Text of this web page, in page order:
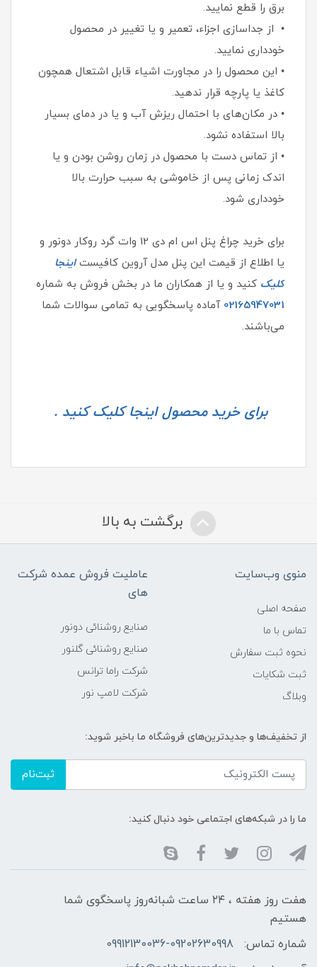
برق را قطع نمایید.
• از جداسازی اجزاء، تعمیر و یا تغییر در محصول
خودداری نمایید.
• این محصول را در مجاورت اشیاء قابل اشتعال همچون
کاغذ یا پارچه قرار ندهید.
• در مکان‌های با احتمال ریزش آب و یا در دمای بسیار
بالا استفاده نشود.
• از تماس دست با محصول در زمان روشن بودن و یا
اندک زمانی پس از خاموشی به سبب حرارت بالا
خودداری شود.
برای خرید چراغ پنل اس ام دی 12 وات گرد روکار دونور و
یا اطلاع از قیمت این پنل مدل آروین کافیستاینجا
کلیک کنید و یا از همکاران ما در بخش فروش به شماره
02165947031 آماده پاسخگویی به تمامی سوالات شما
می‌باشند.
برای خرید محصول اینجا کلیک کنید .
برگشت به بالا
منوی وب‌سایت
صفحه اصلی
تماس با ما
نحوه ثبت سفارش
ثبت شکایات
وبلاگ
عاملیت فروش عمده شرکت
های
صنایع روشنائی دونور
صنایع روشنائی گلنور
شرکت راما ترانس
شرکت لامپ نور
از تخفیف‌ها و جدیدترین‌های فروشگاه ما باخبر شوید:
ثبت‌نام
ما را در شبکه‌های اجتماعی خود دنبال کنید:
هفت روز هفته ، ۲۴ ساعت شبانه‌روز پاسخگوی شما
هستیم
شماره تماس:
09912130036-09202630998